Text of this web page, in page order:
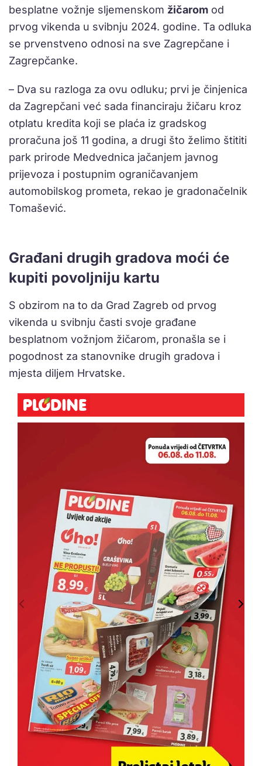
besplatne vožnje sljemenskom žičarom od
prvog vikenda u svibnju 2024. godine. Ta odluka
se prvenstveno odnosi na sve Zagrepčane i
Zagrepčanke.
– Dva su razloga za ovu odluku; prvi je činjenica
da Zagrepčani već sada financiraju žičaru kroz
otplatu kredita koji se plaća iz gradskog
proračuna još 11 godina, a drugi što želimo štititi
park prirode Medvednica jačanjem javnog
prijevoza i postupnim ograničavanjem
automobilskog prometa, rekao je gradonačelnik
Tomašević.
Građani drugih gradova moći će
kupiti povoljniju kartu
S obzirom na to da Grad Zagreb od prvog
vikenda u svibnju časti svoje građane
besplatnom vožnjom žičarom, pronašla se i
pogodnost za stanovnike drugih gradova i
mjesta diljem Hrvatske.